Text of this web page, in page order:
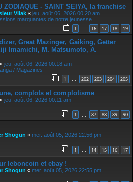
ZODIAQUE - SAINT SEIYA, la franchise
Vilak « jeu. août 06, 2026 00:20 am
marquantes de notre jeunesse
1 … 16 17 18 19
Great Mazinger, Gaiking, Getter
Imamichi, M. Matsumoto, A.
« jeu. août 06, 2026 00:18 am
/ Magazines
1 … 202 203 204 205
complots et complotisme
« jeu. août 06, 2026 00:11 am
1 87 88 89 90
Shogun « mer. août 05, 2026 22:56 pm
1 … 14 15 16 17
leboncoin et ebay !
Shogun « mer. août 05, 2026 22:55 pm